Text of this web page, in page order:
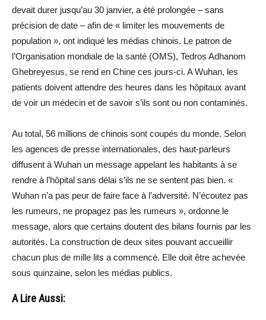
devait durer jusqu’au 30 janvier, a été prolongée – sans
précision de date – afin de « limiter les mouvements de
population », ont indiqué les médias chinois. Le patron de
l’Organisation mondiale de la santé (OMS), Tedros Adhanom
Ghebreyesus, se rend en Chine ces jours-ci. A Wuhan, les
patients doivent attendre des heures dans les hôpitaux avant
de voir un médecin et de savoir s’ils sont ou non contaminés.
Au total, 56 millions de chinois sont coupés du monde. Selon
les agences de presse internationales, des haut-parleurs
diffusent à Wuhan un message appelant les habitants à se
rendre à l’hôpital sans délai s’ils ne se sentent pas bien. «
Wuhan n’a pas peur de faire face à l’adversité. N’écoutez pas
les rumeurs, ne propagez pas les rumeurs », ordonne le
message, alors que certains doutent des bilans fournis par les
autorités. La construction de deux sites pouvant accueillir
chacun plus de mille lits a commencé. Elle doit être achevée
sous quinzaine, selon les médias publics.
A Lire Aussi: